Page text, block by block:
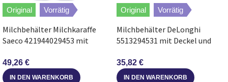
ECAM 24.467.S
Cappuccino
DeLonghi
Intensa
Original Vorrätig
Milchbehälter Milchkaraffe
Saeco 421944029453 mit
49,26 €
IN DEN WARENKORB
Original Vorrätig
Milchbehälter DeLonghi
5513294531 mit Deckel und
35,82 €
IN DEN WARENKORB